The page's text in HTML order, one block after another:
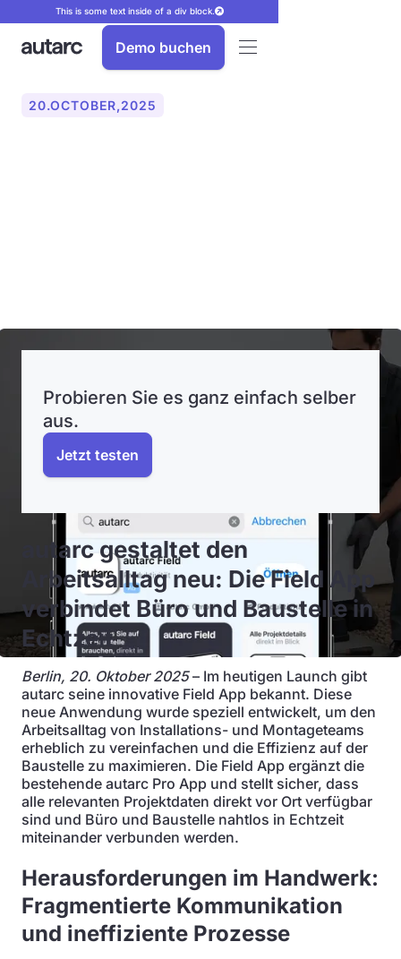
This is some text inside of a div block.
Demo buchen
20.OCTOBER,2025
Probieren Sie es ganz einfach selber
aus.
Jetzt testen
autarc gestaltet den
Arbeitsalltag neu: Die Field App
verbindet Büro und Baustelle in
Echtzeit
Berlin, 20. Oktober 2025– Im heutigen Launch gibt
autarc seine innovative Field App bekannt. Diese
neue Anwendung wurde speziell entwickelt, um den
Arbeitsalltag von Installations- und Montageteams
erheblich zu vereinfachen und die Effizienz auf der
Baustelle zu maximieren. Die Field App ergänzt die
bestehende autarc Pro App und stellt sicher, dass
alle relevanten Projektdaten direkt vor Ort verfügbar
sind und Büro und Baustelle nahtlos in Echtzeit
miteinander verbunden werden.
Herausforderungen im Handwerk:
Fragmentierte Kommunikation
und ineffiziente Prozesse